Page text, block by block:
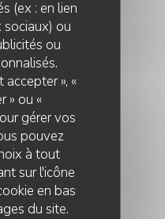
(ex : en lien
sociaux) ou
ou
accepter », «
» ou «
gérer vos
pouvez
à tout
sur l'icône
en bas
du site.
faits maison